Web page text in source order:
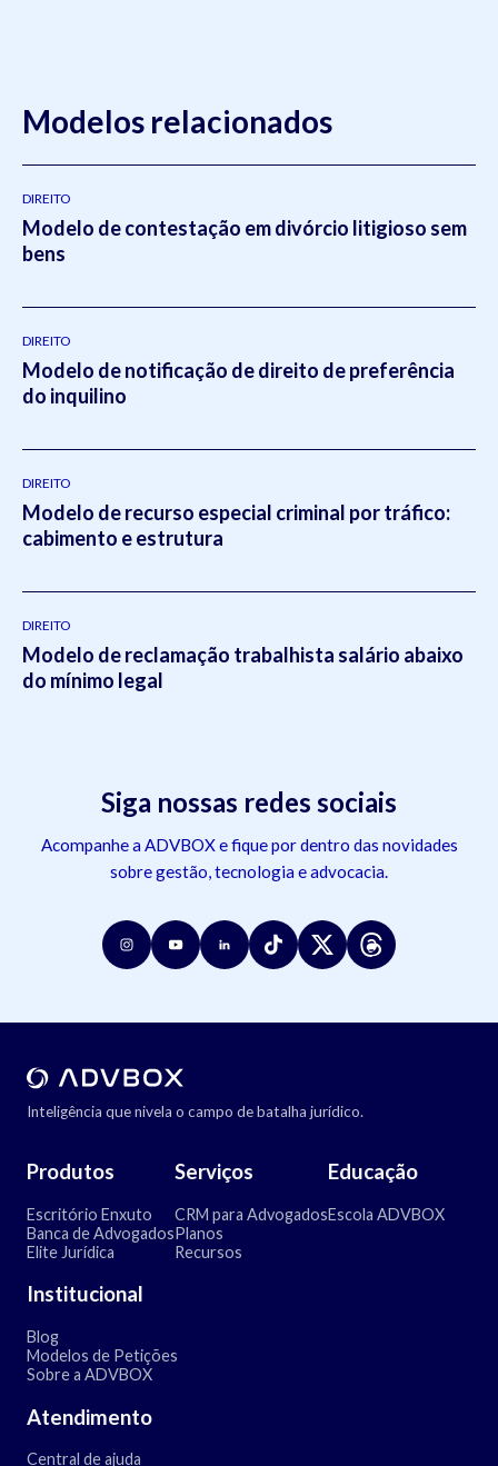
Modelos relacionados
DIREITO
Modelo de contestação em divórcio litigioso sem
bens
DIREITO
Modelo de notificação de direito de preferência
do inquilino
DIREITO
Modelo de recurso especial criminal por tráfico:
cabimento e estrutura
DIREITO
Modelo de reclamação trabalhista salário abaixo
do mínimo legal
Siga nossas redes sociais
Acompanhe a ADVBOX e fique por dentro das novidades
sobre gestão, tecnologia e advocacia.
Inteligência que nivela o campo de batalha jurídico.
Produtos
Escritório Enxuto
Banca de Advogados
Elite Jurídica
Serviços
CRM para Advogados
Planos
Recursos
Educação
Escola ADVBOX
Institucional
Blog
Modelos de Petições
Sobre a ADVBOX
Atendimento
Central de ajuda